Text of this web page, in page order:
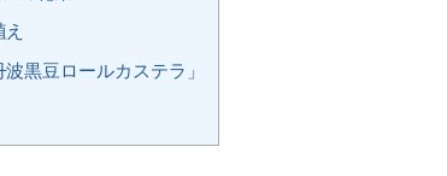
黒豆ロールカステラ」